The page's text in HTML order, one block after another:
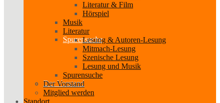
Spurensuche
Der Vorstand
Literatur & Film
Hörspiel
Musik
Literatur
Lesung & Autoren-Lesung
Mitmach-Lesung
Szenische Lesung
Lesung und Musik
Spurensuche
Der Vorstand
Mitglied werden
Standort